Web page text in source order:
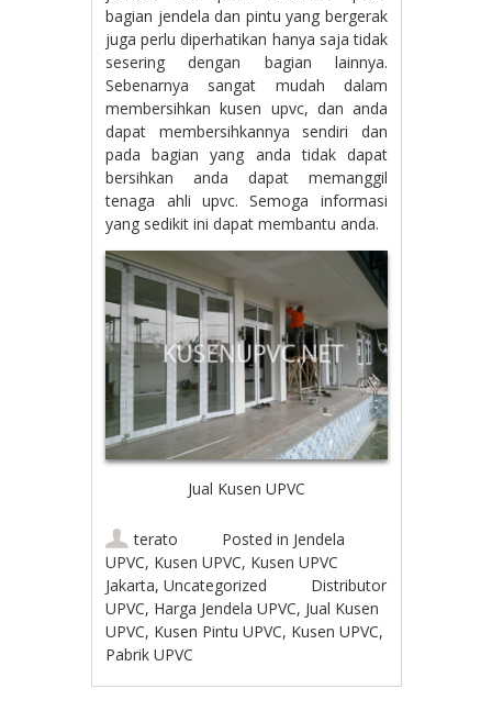
bagian jendela dan pintu yang bergerak
juga perlu diperhatikan hanya saja tidak
sesering dengan bagian lainnya.
Sebenarnya sangat mudah dalam
membersihkan kusen upvc, dan anda
dapat membersihkannya sendiri dan
pada bagian yang anda tidak dapat
bersihkan anda dapat memanggil
tenaga ahli upvc. Semoga informasi
yang sedikit ini dapat membantu anda.
Jual Kusen UPVC
terato Posted in Jendela
UPVC, Kusen UPVC, Kusen UPVC
Jakarta,Uncategorized
Distributor
UPVC, Harga Jendela UPVC, Jual Kusen
UPVC, Kusen Pintu UPVC, Kusen UPVC,
Pabrik UPVC